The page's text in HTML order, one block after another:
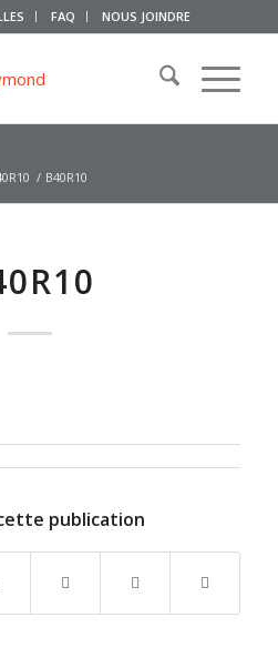
FAQ NOUS JOINDRE
/ B40R10
publication